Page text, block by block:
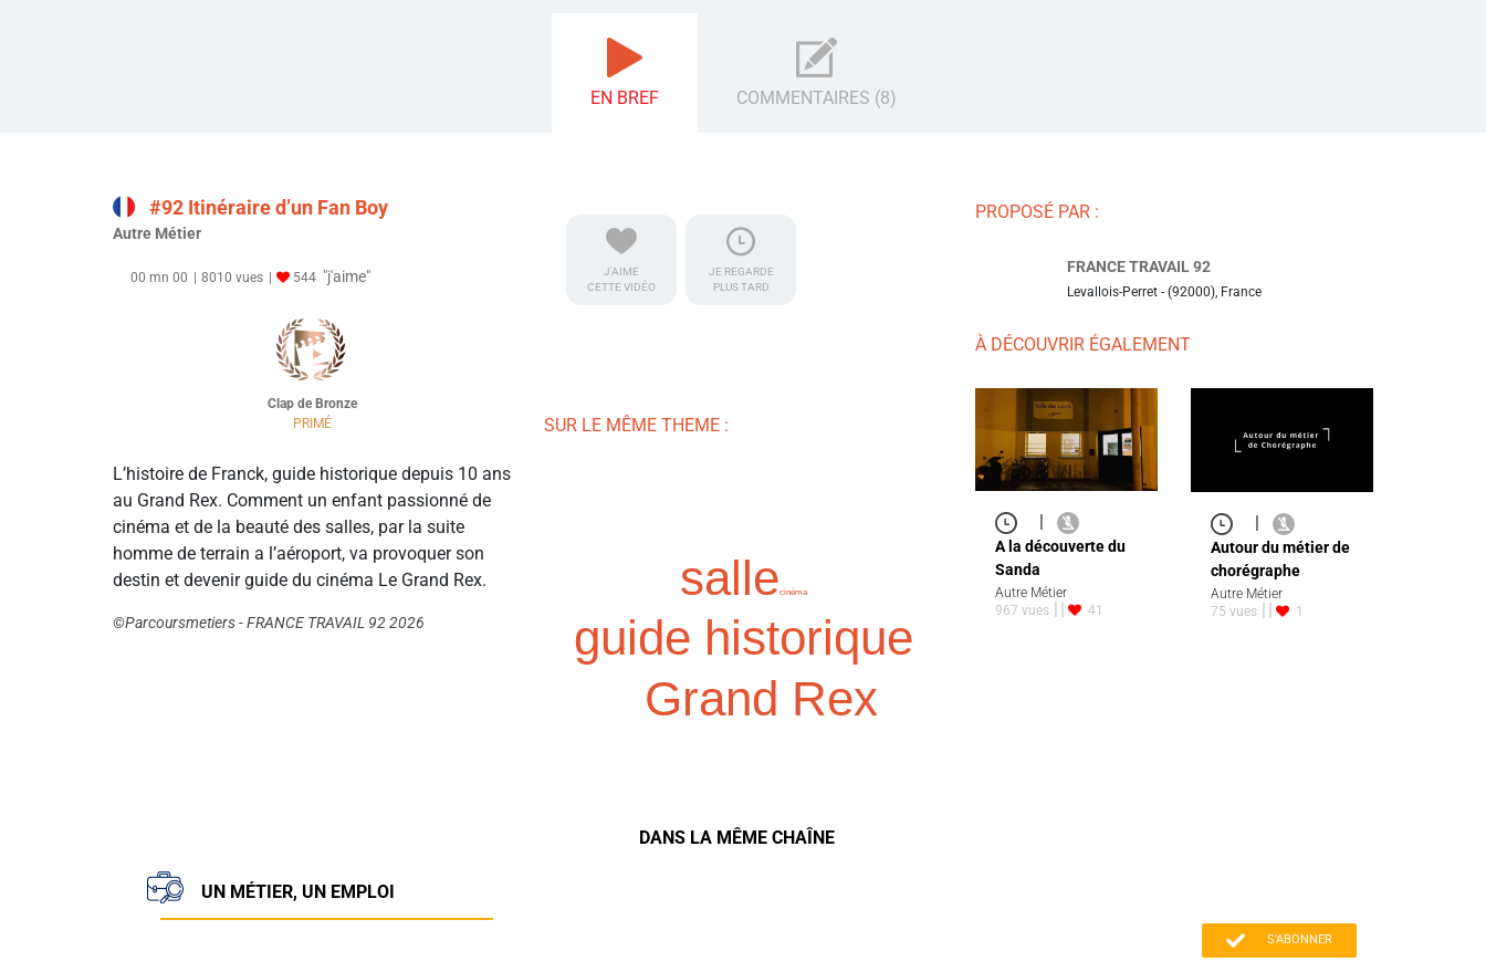
EN BREF COMMENTAIRES (8)
#92 Itinéraire d’un Fan Boy
Autre Métier
00 mn 00 8010 vues 544 "j'aime"
Clap de Bronze
PRIMÉ
L’histoire de Franck, guide historique depuis 10 ans
au Grand Rex. Comment un enfant passionné de
cinéma et de la beauté des salles, par la suite
homme de terrain a l’aéroport, va provoquer son
destin et devenir guide du cinéma Le Grand Rex.
©Parcoursmetiers - FRANCE TRAVAIL 92 2026
J'AIME
CETTE VIDÉO
JE REGARDE
PLUS TARD
SUR LE MÊME THEME :
guide historique
Grand Rex
sallecinéma
PROPOSÉ PAR :
FRANCE TRAVAIL 92
Levallois-Perret - (92000), France
À DÉCOUVRIR ÉGALEMENT
A la découverte du
Sanda
Autre Métier
967 vues
41
|
Autour du métier de
chorégraphe
Autre Métier
75 vues
1
DANS LA MÊME CHAÎNE
UN MÉTIER, UN EMPLOI
S'ABONNER